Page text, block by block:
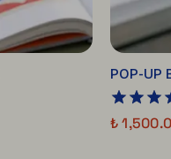
POP-UP
₺